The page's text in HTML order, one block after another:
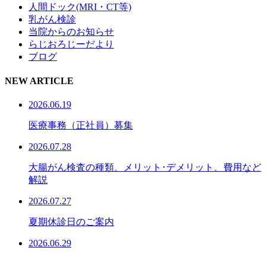
人間ドック(MRI・CT等)
乳がん検診
当院からのお知らせ
らじおろじーだより
ブログ
NEW ARTICLE
2026.06.19
医療事務（正社員）募集
2026.07.28
大腸がん検査の種類、メリット･デメリット、費用など
解説
2026.07.27
夏期休診日のご案内
2026.06.29